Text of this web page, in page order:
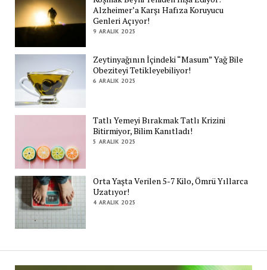
Alzheimer’a Karşı Hafıza Koruyucu
Genleri Açıyor!
9 ARALIK 2025
Zeytinyağının İçindeki “Masum” Yağ Bile
Obeziteyi Tetikleyebiliyor!
6 ARALIK 2025
Tatlı Yemeyi Bırakmak Tatlı Krizini
Bitirmiyor, Bilim Kanıtladı!
5 ARALIK 2025
Orta Yaşta Verilen 5-7 Kilo, Ömrü Yıllarca
Uzatıyor!
4 ARALIK 2025